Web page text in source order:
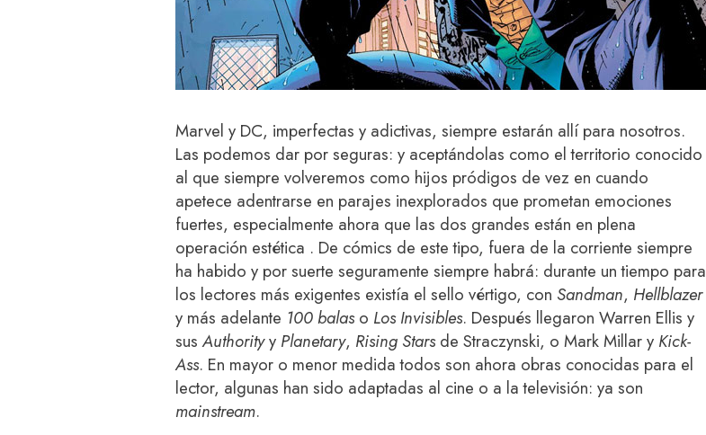
Marvel y DC, imperfectas y adictivas, siempre estarán allí para nosotros.
Las podemos dar por seguras: y aceptándolas como el territorio conocido
al que siempre volveremos como hijos pródigos de vez en cuando
apetece adentrarse en parajes inexplorados que prometan emociones
fuertes, especialmente ahora que las dos grandes están en plena
operación estética . De cómics de este tipo, fuera de la corriente siempre
ha habido y por suerte seguramente siempre habrá: durante un tiempo para
los lectores más exigentes existía el sello vértigo, con Sandman, Hellblazer
y más adelante 100 balaso Los Invisibles. Después llegaron Warren Ellis y
susAuthorityy Planetary, Rising Starsde Straczynski, o Mark Millar y Kick-
Ass. En mayor o menor medida todos son ahora obras conocidas para el
lector, algunas han sido adaptadas al cine o a la televisión: ya son
mainstream.